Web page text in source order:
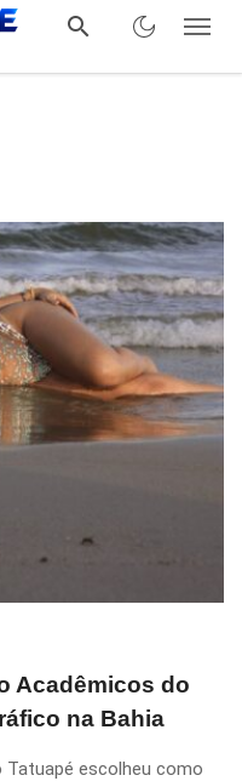
Acadêmicos do
na Bahia
escolheu como